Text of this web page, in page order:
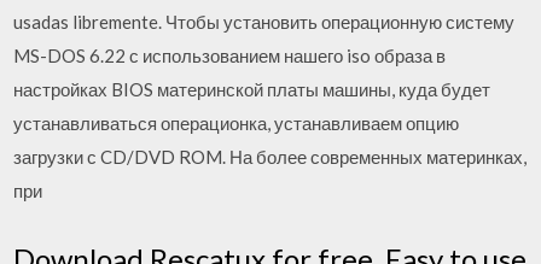
usadas libremente. Чтобы установить операционную систему
MS-DOS 6.22 с использованием нашего iso образа в
настройках BIOS материнской платы машины, куда будет
устанавливаться операционка, устанавливаем опцию
загрузки с CD/DVD ROM. На более современных материнках,
при